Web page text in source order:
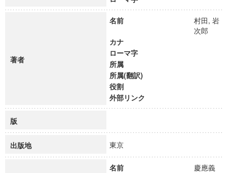
著者
名前
村田, 岩
次郎
カナ
ローマ字
所属
所属(翻訳)
役割
外部リンク
版
出版地 東京
名前
慶應義